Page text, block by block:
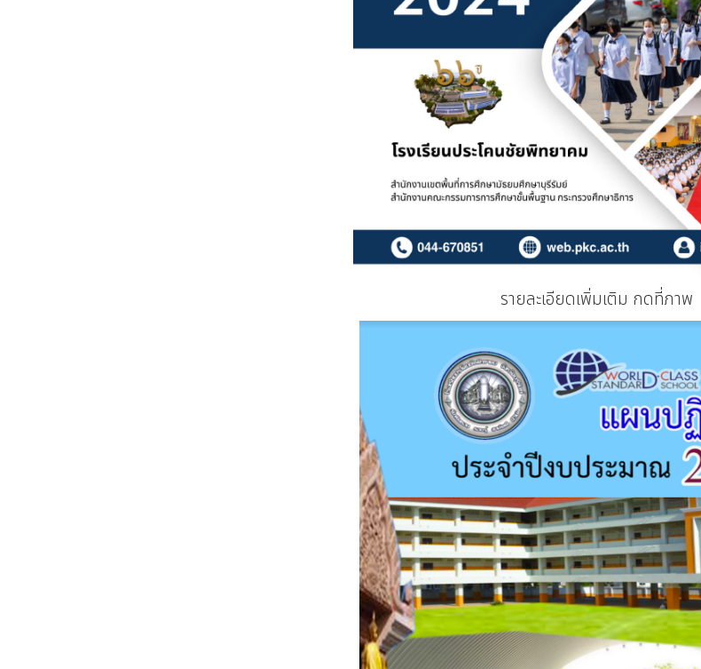
รายละเอียดเพิ่มเติม กดที่ภาพ